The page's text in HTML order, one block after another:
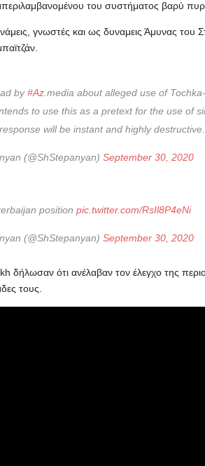
του συστήματος βαρύ
γνωστές και ως δυναμεις Άμυνας του
by#Az.media about alleged use of
to use this as a pretext for the use of
will be instant and highly destructive.
(@ShStepanyan) September 30, 2020
positionpic.twitter.com/RsIl8P4eNi
(@ShStepanyan) September 30, 2020
δήλωσαν ότι ανέλαβαν τον έλεγχο της
τους.